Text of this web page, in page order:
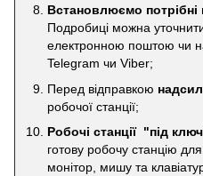
Встановлюємо потрібні
Подробиці можна
електронною поштою чи
Telegram чи Viber;
Перед відправкою
робочої станції;
Робочі станції "під
готову робочу станцію
монітор, мишу та